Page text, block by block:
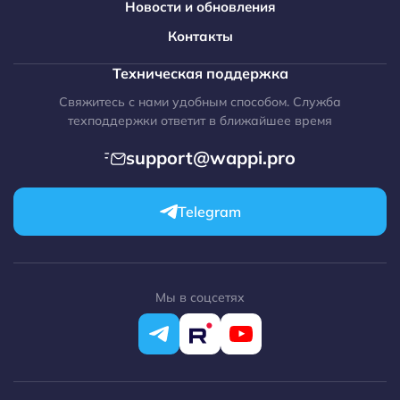
Свернуть
amoCRM + Max
amoCRM + Avito
RetailCRM
1C-Битрикс
WordPress
Opencart
Новости и обновления
Контакты
Техническая поддержка
Свяжитесь с нами удобным способом. Служба
техподдержки ответит в ближайшее время
support@wappi.pro
Telegram
Мы в соцсетях